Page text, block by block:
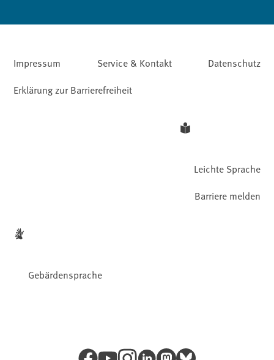
Impressum Service & Kontakt
Datenschutz
Erklärung zur Barrierefreiheit
Leichte Sprache
Gebärdensprache
Barriere melden